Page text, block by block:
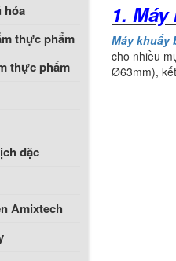
hóa
thực phẩm
thực phẩm
đặc
Amixtech
1.
Máy khuấy
cho nhiều
Ø63mm),